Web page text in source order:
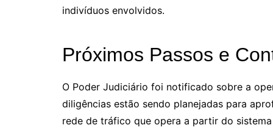
indivíduos envolvidos.
Próximos Passos e
O Poder Judiciário foi notificado sobre a
diligências estão sendo planejadas para
rede de tráfico que opera a partir do